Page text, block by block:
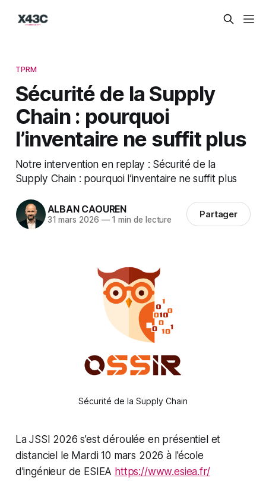
TPRM
Sécurité de la Supply
Chain : pourquoi
l’inventaire ne suffit plus
Notre intervention en replay : Sécurité de la
Supply Chain : pourquoi l’inventaire ne suffit plus
ALBAN CAOUREN
31 mars 2026 —1 min de lecture Partager
Sécurité de la Supply Chain
La JSSI 2026 s’est déroulée en présentiel et
distanciel le Mardi 10 mars 2026 à l'école
d'ingénieur de ESIEA https://www.esiea.fr/